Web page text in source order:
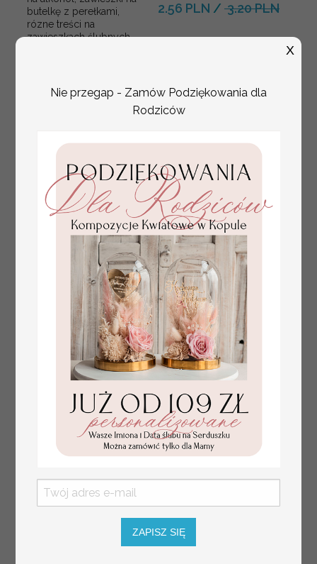
butelkę z perełkami,
rózne treści na
zawieszkach ślubnych,
2.56 PLN / 3.20 PLN
Fajne pomysły na prezent dla
Mamy, podziękowanie dla Mamy na
weselu, box prezentowy dla mamy,
zestawy prezentowe dla Mamy
231.00 PLN
Nie przegap - Zamów Podziękowania dla
Rodziców
ZAPISZ SIĘ
X